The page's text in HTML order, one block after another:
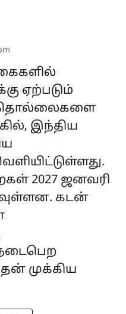
ஏற்படும்
தொல்லைகளை
இந்திய
2027 ஜனவரி
கடன்
முக்கிய